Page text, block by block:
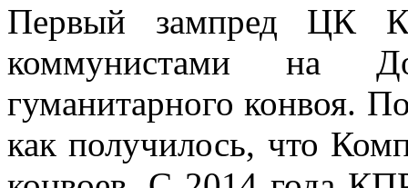
Первый зампред ЦК
коммунистами на
гуманитарного конвоя.
как получилось, что